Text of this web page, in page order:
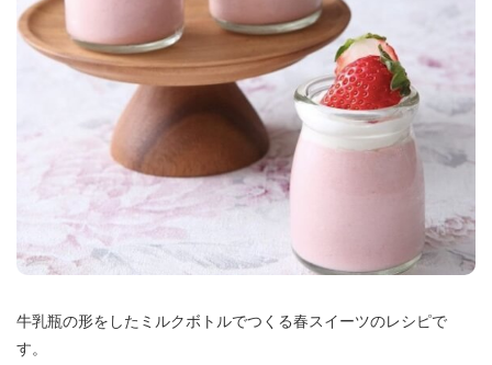
牛乳瓶の形をしたミルクボトルでつくる春スイーツのレシピで
す。